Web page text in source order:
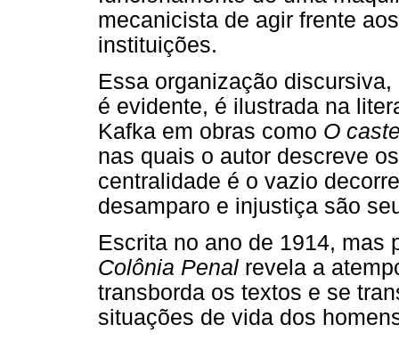
mecanicista de agir frente
instituições.
Essa organização
é evidente, é ilustrada na
Kafka em obras como O
nas quais o autor descreve
centralidade é o vazio
desamparo e injustiça são
Escrita no ano de 1914,
Colônia Penal revela a
transborda os textos e se
situações de vida dos